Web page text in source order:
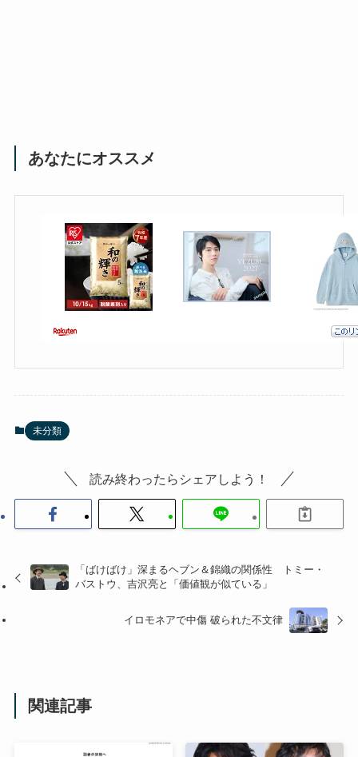
あなたにオススメ
未分類
読み終わったらシェアしよう！
「ばけばけ」深まるヘブン＆錦織の関係性 トミー・
バストウ、吉沢亮と「価値観が似ている」
イロモネアで中傷 破られた不文律
関連記事